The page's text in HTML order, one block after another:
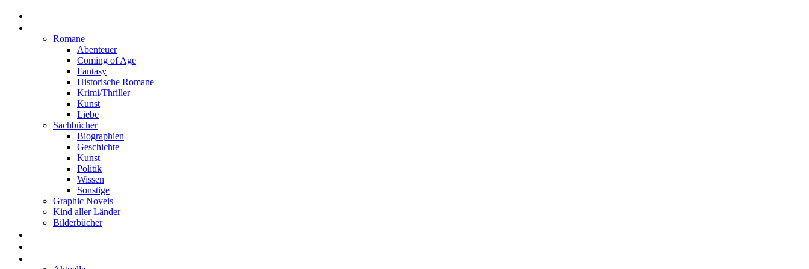
Romane
Abenteuer
Coming of Age
Fantasy
Historische Romane
Krimi/Thriller
Kunst
Liebe
Sachbücher
Biographien
Geschichte
Kunst
Politik
Wissen
Sonstige
Graphic Novels
Kind aller Länder
Bilderbücher